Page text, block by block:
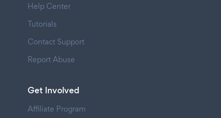
Help Center
Tutorials
Contact Support
Report Abuse
Get Involved
Affiliate Program